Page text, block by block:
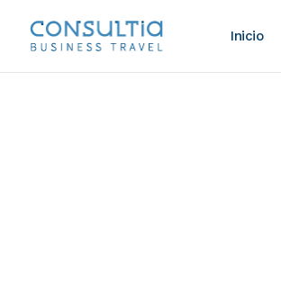
Inicio